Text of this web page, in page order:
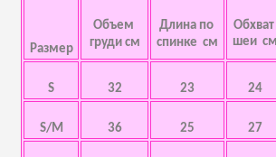
Размер
Объем
груди см
Длина по
спинке см
Обхват
шеи см
S 32 23 24
S/M 36 25 27